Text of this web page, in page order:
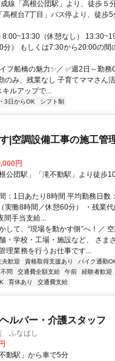
高根台7丁目」バス停より、徒歩
自動車堂「谷津船橋」インターより
きます。 （休憩なし）
分） もしくは7:30から20:00の間
フ船橋の魅力✨／ ✅週2日～勤務
のみ、残業なし 子育てママさん
キルアップで...
3日からOK シフト制
|空調設備工事の施工管
円
公団駅」「滝不動駅」より徒歩
：1日あたり8時間 平均勤務日数
実働8時間／休憩60分） ・残業
間手当支給...
して、“現場を動かす側”へ！／
・学校・工場・施設など、 さま
理業務を行うお仕事です...
夫歓迎 資格取得支援あり バイク通勤
問 交通費全額支給 午前 経験者歓迎
育休あり 交通費支給
ルパー・介護スタッフ
ふなばし
動駅」から車で5分